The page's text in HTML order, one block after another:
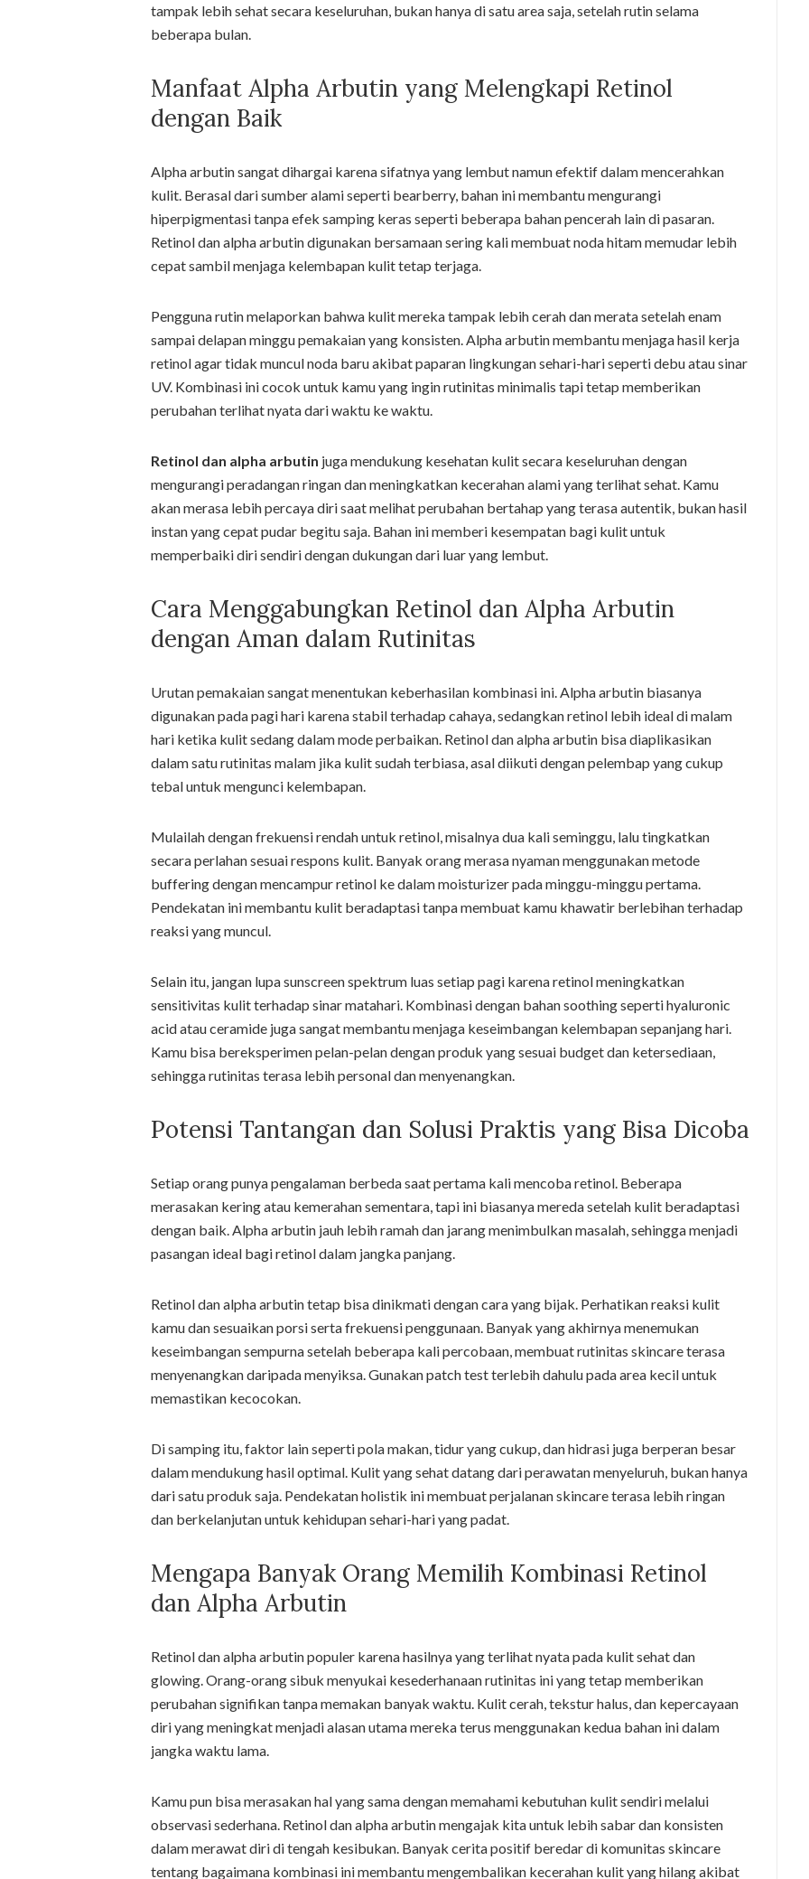
tampak lebih sehat secara keseluruhan, bukan hanya di satu area saja, setelah rutin selama
beberapa bulan.
Manfaat Alpha Arbutin yang Melengkapi Retinol
dengan Baik
Alpha arbutin sangat dihargai karena sifatnya yang lembut namun efektif dalam mencerahkan
kulit. Berasal dari sumber alami seperti bearberry, bahan ini membantu mengurangi
hiperpigmentasi tanpa efek samping keras seperti beberapa bahan pencerah lain di pasaran.
Retinol dan alpha arbutin digunakan bersamaan sering kali membuat noda hitam memudar lebih
cepat sambil menjaga kelembapan kulit tetap terjaga.
Pengguna rutin melaporkan bahwa kulit mereka tampak lebih cerah dan merata setelah enam
sampai delapan minggu pemakaian yang konsisten. Alpha arbutin membantu menjaga hasil kerja
retinol agar tidak muncul noda baru akibat paparan lingkungan sehari-hari seperti debu atau sinar
UV. Kombinasi ini cocok untuk kamu yang ingin rutinitas minimalis tapi tetap memberikan
perubahan terlihat nyata dari waktu ke waktu.
Retinol dan alpha arbutin juga mendukung kesehatan kulit secara keseluruhan dengan
mengurangi peradangan ringan dan meningkatkan kecerahan alami yang terlihat sehat. Kamu
akan merasa lebih percaya diri saat melihat perubahan bertahap yang terasa autentik, bukan hasil
instan yang cepat pudar begitu saja. Bahan ini memberi kesempatan bagi kulit untuk
memperbaiki diri sendiri dengan dukungan dari luar yang lembut.
Cara Menggabungkan Retinol dan Alpha Arbutin
dengan Aman dalam Rutinitas
Urutan pemakaian sangat menentukan keberhasilan kombinasi ini. Alpha arbutin biasanya
digunakan pada pagi hari karena stabil terhadap cahaya, sedangkan retinol lebih ideal di malam
hari ketika kulit sedang dalam mode perbaikan. Retinol dan alpha arbutin bisa diaplikasikan
dalam satu rutinitas malam jika kulit sudah terbiasa, asal diikuti dengan pelembap yang cukup
tebal untuk mengunci kelembapan.
Mulailah dengan frekuensi rendah untuk retinol, misalnya dua kali seminggu, lalu tingkatkan
secara perlahan sesuai respons kulit. Banyak orang merasa nyaman menggunakan metode
buffering dengan mencampur retinol ke dalam moisturizer pada minggu-minggu pertama.
Pendekatan ini membantu kulit beradaptasi tanpa membuat kamu khawatir berlebihan terhadap
reaksi yang muncul.
Selain itu, jangan lupa sunscreen spektrum luas setiap pagi karena retinol meningkatkan
sensitivitas kulit terhadap sinar matahari. Kombinasi dengan bahan soothing seperti hyaluronic
acid atau ceramide juga sangat membantu menjaga keseimbangan kelembapan sepanjang hari.
Kamu bisa bereksperimen pelan-pelan dengan produk yang sesuai budget dan ketersediaan,
sehingga rutinitas terasa lebih personal dan menyenangkan.
Potensi Tantangan dan Solusi Praktis yang Bisa Dicoba
Setiap orang punya pengalaman berbeda saat pertama kali mencoba retinol. Beberapa
merasakan kering atau kemerahan sementara, tapi ini biasanya mereda setelah kulit beradaptasi
dengan baik. Alpha arbutin jauh lebih ramah dan jarang menimbulkan masalah, sehingga menjadi
pasangan ideal bagi retinol dalam jangka panjang.
Retinol dan alpha arbutin tetap bisa dinikmati dengan cara yang bijak. Perhatikan reaksi kulit
kamu dan sesuaikan porsi serta frekuensi penggunaan. Banyak yang akhirnya menemukan
keseimbangan sempurna setelah beberapa kali percobaan, membuat rutinitas skincare terasa
menyenangkan daripada menyiksa. Gunakan patch test terlebih dahulu pada area kecil untuk
memastikan kecocokan.
Di samping itu, faktor lain seperti pola makan, tidur yang cukup, dan hidrasi juga berperan besar
dalam mendukung hasil optimal. Kulit yang sehat datang dari perawatan menyeluruh, bukan hanya
dari satu produk saja. Pendekatan holistik ini membuat perjalanan skincare terasa lebih ringan
dan berkelanjutan untuk kehidupan sehari-hari yang padat.
Mengapa Banyak Orang Memilih Kombinasi Retinol
dan Alpha Arbutin
Retinol dan alpha arbutin populer karena hasilnya yang terlihat nyata pada kulit sehat dan
glowing. Orang-orang sibuk menyukai kesederhanaan rutinitas ini yang tetap memberikan
perubahan signifikan tanpa memakan banyak waktu. Kulit cerah, tekstur halus, dan kepercayaan
diri yang meningkat menjadi alasan utama mereka terus menggunakan kedua bahan ini dalam
jangka waktu lama.
Kamu pun bisa merasakan hal yang sama dengan memahami kebutuhan kulit sendiri melalui
observasi sederhana. Retinol dan alpha arbutin mengajak kita untuk lebih sabar dan konsisten
dalam merawat diri di tengah kesibukan. Banyak cerita positif beredar di komunitas skincare
tentang bagaimana kombinasi ini membantu mengembalikan kecerahan kulit yang hilang akibat